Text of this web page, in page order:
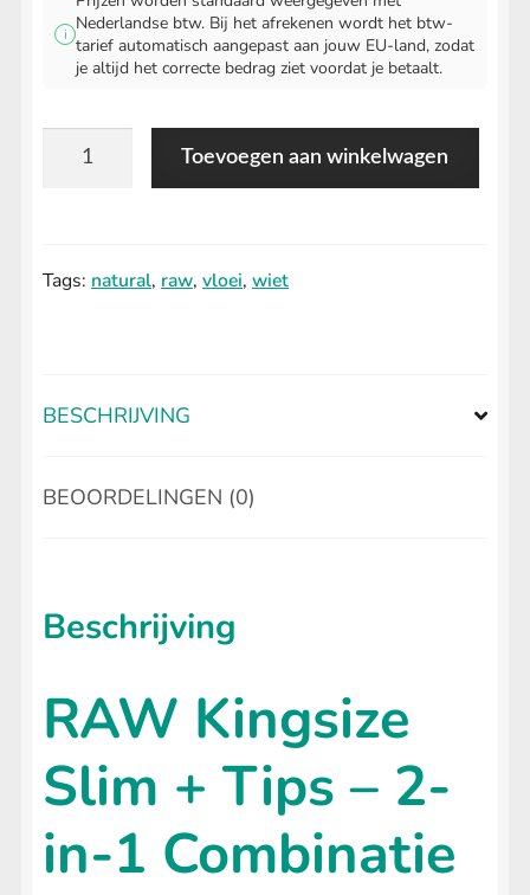
i Nederlandse btw. Bij het afrekenen wordt het btw-
tarief automatisch aangepast aan jouw EU-land, zodat
je altijd het correcte bedrag ziet voordat je betaalt.
RAW
Tips
Toevoegen aan winkelwagen
Tags: natural, raw, vloei, wiet
BESCHRIJVING
BEOORDELINGEN (0)
Beschrijving
RAW Kingsize
Slim + Tips – 2-
in-1 Combinatie